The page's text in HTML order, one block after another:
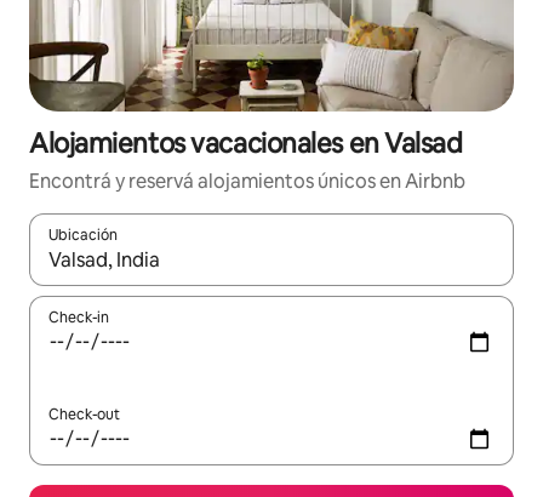
Alojamientos vacacionales en Valsad
Encontrá y reservá alojamientos únicos en Airbnb
Ubicación
Cuando los resultados estén disponibles, navegá con las
Check-in
Check-out